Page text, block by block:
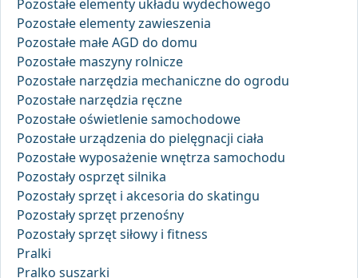
Pozostałe elementy układu wydechowego
Pozostałe elementy zawieszenia
Pozostałe małe AGD do domu
Pozostałe maszyny rolnicze
Pozostałe narzędzia mechaniczne do ogrodu
Pozostałe narzędzia ręczne
Pozostałe oświetlenie samochodowe
Pozostałe urządzenia do pielęgnacji ciała
Pozostałe wyposażenie wnętrza samochodu
Pozostały osprzęt silnika
Pozostały sprzęt i akcesoria do skatingu
Pozostały sprzęt przenośny
Pozostały sprzęt siłowy i fitness
Pralki
Pralko suszarki